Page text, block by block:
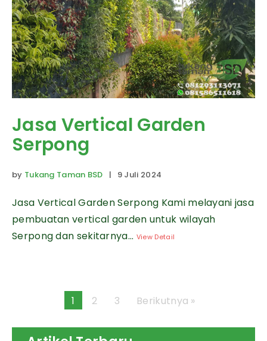
Jasa Vertical Garden
Serpong
by Tukang Taman BSD | 9 Juli 2024
Jasa Vertical Garden Serpong Kami melayani jasa
pembuatan vertical garden untuk wilayah
Serpong dan sekitarnya... View Detail
1 2 3 Berikutnya »